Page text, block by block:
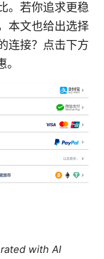
。若你追求更稳
本文也给出选择
连接？点击下方
with AI